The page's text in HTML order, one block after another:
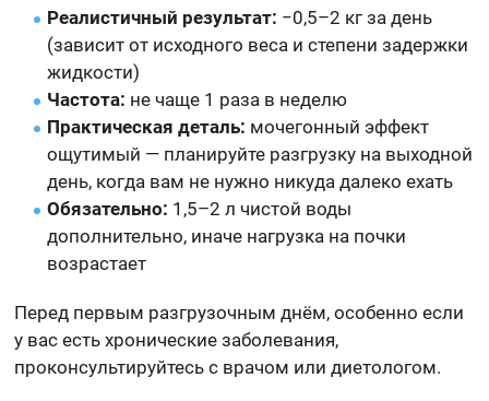
Реалистичный результат: −0,5–2 кг за день
(зависит от исходного веса и степени задержки
жидкости)
Частота: не чаще 1 раза в неделю
Практическая деталь: мочегонный эффект
ощутимый — планируйте разгрузку на выходной
день, когда вам не нужно никуда далеко ехать
Обязательно: 1,5–2 л чистой воды
дополнительно, иначе нагрузка на почки
возрастает
Перед первым разгрузочным днём, особенно если
у вас есть хронические заболевания,
проконсультируйтесь с врачом или диетологом.